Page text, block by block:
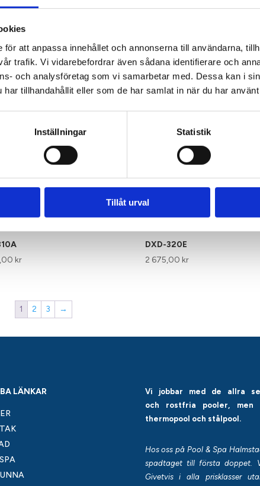
för att anpassa innehållet och annonserna till användarna,
trafik. Vi vidarebefordrar även sådana identifierare och
och analysföretag som vi samarbetar med. Dessa kan i
har tillhandahållit eller som de har samlat in när du har
Inställningar Statistik
Tillåt urval
SPA Doseringsflottör
kr
Delphin Spa Waterwand
279,00kr
kr
DXD-320E
2 675,00 kr
1 2 3 →
LÄNKAR
Vi jobbar med de allra
och rostfria pooler, men
thermopool och stålpool.
Hos oss på Pool & Spa
spadtaget till första doppet.
Givetvis i alla prisklasser